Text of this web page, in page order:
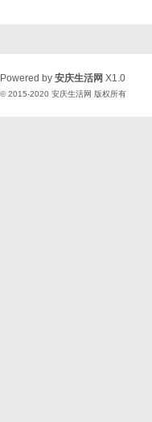
Powered by 安庆生活网 X1.0
© 2015-2020 安庆生活网 版权所有